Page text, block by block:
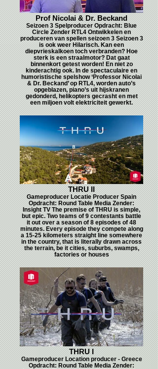
Prof Nicolai & Dr. Beckand
Seizoen 3 Spelproducer Opdracht: Blue
Circle Zender RTL4 Ontwikkelen en
produceren van spellen seizoen 3 Seizoen 3
is ook weer Hilarisch. Kan een
diepvrieskalkoen toch verbranden? Hoe
sterk is een straalmotor? Dat gaat
binnenkort getest worden! En niet zo
kinderachtig ook. In de spectaculaire en
humoristische spelshow ‘Professor Nicolai
& Dr. Beckand’ op RTL4, worden auto’s
opgeblazen, piano’s uit hijskranen
gedonderd, helikopters gecrasht en met
een miljoen volt elektriciteit gewerkt.
THRU II
Gameproducer Locatie Producer Spain
Opdracht: Round Table Media Zender:
Insight TV The premise of THRU is simple,
but epic. Two teams of 9 contestants battle
it out over a season of 8 episodes of 48
minutes. Every episode they compete along
a 15-25 kilometers straight line somewhere
in the country, that is literally drawn across
the terrain, be it cities, suburbs, swamps,
factories or houses
THRU I
Gameproducer Location producer - Greece
Opdracht: Round Table Media Zender: